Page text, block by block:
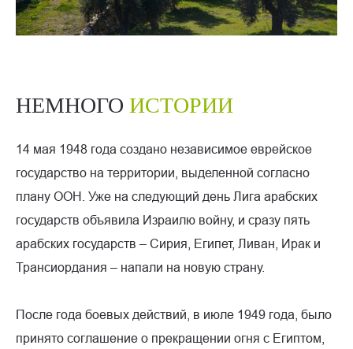
НЕМНОГО ИСТОРИИ
14 мая 1948 года создано независимое еврейское
государство на территории, выделенной согласно
плану ООН. Уже на следующий день Лига арабских
государств объявила Израилю войну, и сразу пять
арабских государств – Сирия, Египет, Ливан, Ирак и
Трансиордания – напали на новую страну.
После года боевых действий, в июле 1949 года, было
принято соглашение о прекращении огня с Египтом,